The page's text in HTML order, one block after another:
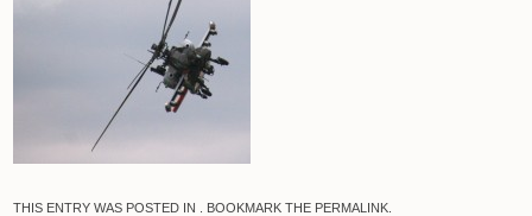
THIS ENTRY WAS POSTED IN . BOOKMARK THE PERMALINK.